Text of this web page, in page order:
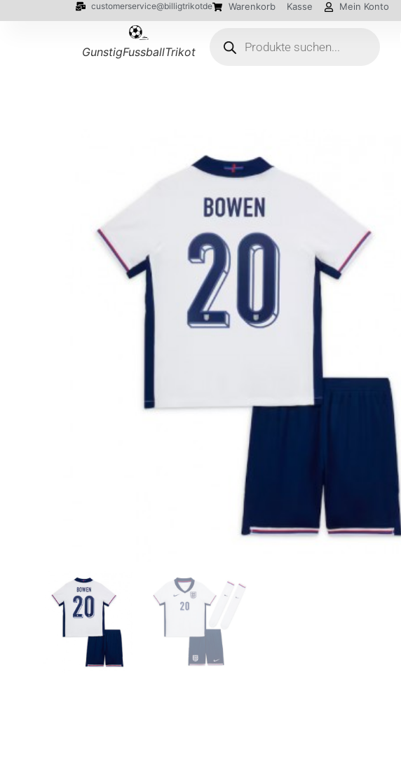
customerservice@billigtrikotde Warenkorb Kasse Mein Konto
GunstigFussballTrikot